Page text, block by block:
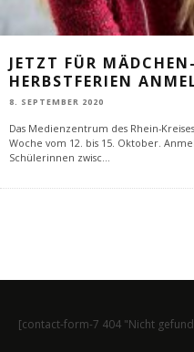
JETZT FÜR
HERBSTFERIEN
8. SEPTEMBER 2020
Das Medienzentrum des Rhein-
Woche vom 12. bis 15. Oktober.
Schülerinnen zwisc...
[contact-form-7 404 "Nicht